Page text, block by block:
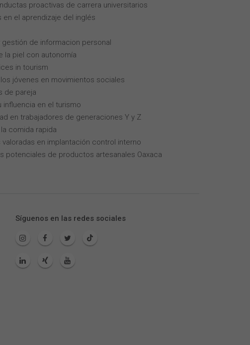
proactivas de carrera universitarios
el aprendizaje del inglés
de informacion personal
la piel con autonomía
in tourism
jóvenes en movimientos sociales
de pareja
influencia en el turismo
en trabajadores de generaciones Y y Z
comida rapida
en implantación control interno
potenciales de productos artesanales Oaxaca
Síguenos en las redes sociales